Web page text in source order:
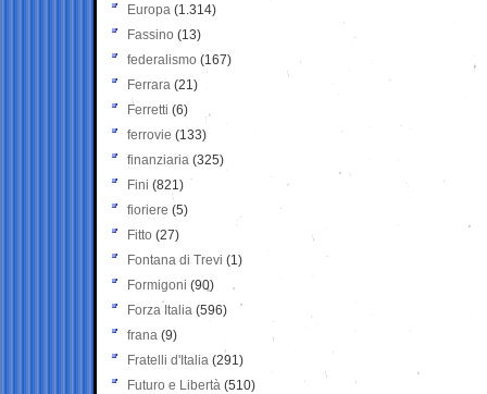
Europa (1.314)
Fassino (13)
federalismo (167)
Ferrara (21)
Ferretti (6)
ferrovie (133)
finanziaria (325)
Fini (821)
fioriere (5)
Fitto (27)
Fontana di Trevi (1)
Formigoni (90)
Forza Italia (596)
frana (9)
Fratelli d'Italia (291)
Futuro e Libertà (510)